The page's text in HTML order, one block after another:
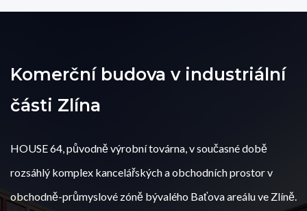
Komerční budova v industriální
části Zlína
HOUSE 64, původně výrobní továrna, v současné době
rozsáhlý komplex kancelářských a obchodních prostor v
obchodně-průmyslové zóně bývalého Baťova areálu ve Zlíně.